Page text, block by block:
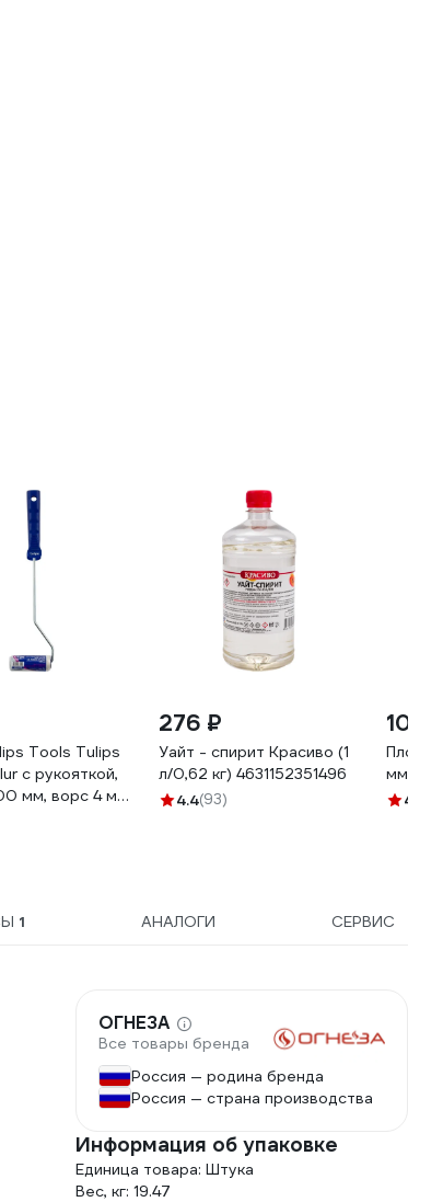
Tools Tulips
с рукояткой,
мм, ворс 4 мм
276 ₽
Уайт - спирит Красиво (1
л/0,62 кг) 4631152351496
4.4(93)
100
мм
4.7
1 АНАЛОГИ СЕРВИС
ОГНЕЗА
Все товары бренда
Россия — родина бренда
Россия — страна производства
Информация об упаковке
Единица товара: Штука
Вес, кг: 19.47